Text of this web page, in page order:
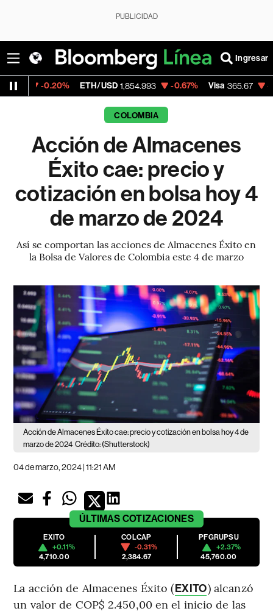
PUBLICIDAD
Ingresar
ETH/USD 1,854.993 -0.67% Visa 365.67 -0.13%
COLOMBIA
Acción de Almacenes
Éxito cae: precio y
cotización en bolsa hoy 4
de marzo de 2024
Así se comportan las acciones de Almacenes Éxito en
la Bolsa de Valores de Colombia este 4 de marzo
Acción de Almacenes Éxito cae: precio y cotización en bolsa hoy 4 de
marzo de 2024 Crédito: (Shutterstock)
04 de marzo, 2024 | 11:21 AM
ÚLTIMAS COTIZACIONES
EXITO
+0.11%
4,710.00
COLCAP
-0.31%
2,384.67
PFGRUPSU
+2.37%
45,760.00
La acción de Almacenes Éxito (EXITO) alcanzó
un valor de COP$ 2.450,00 en el inicio de las